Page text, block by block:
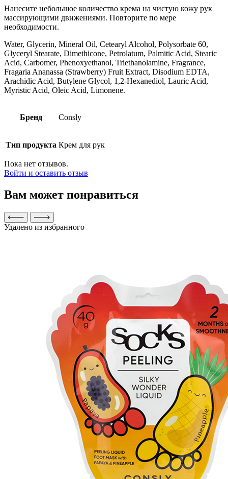
Нанесите небольшое количество крема на чистую кожу рук
массирующими движениями. Повторите по мере
необходимости.
Water, Glycerin, Mineral Oil, Cetearyl Alcohol, Polysorbate 60,
Glyceryl Stearate, Dimethicone, Petrolatum, Palmitic Acid, Stearic
Acid, Carbomer, Phenoxyethanol, Triethanolamine, Fragrance,
Fragaria Ananassa (Strawberry) Fruit Extract, Disodium EDTA,
Arachidic Acid, Butylene Glycol, 1,2-Hexanediol, Lauric Acid,
Myristic Acid, Oleic Acid, Limonene.
Бренд Consly
Тип продукта Крем для рук
Пока нет отзывов.
Войти и оставить отзыв
Вам может понравиться
Удалено из избранного